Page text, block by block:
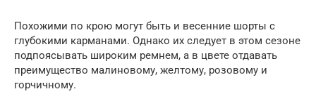
Похожими по крою могут быть и весенние шорты с
глубокими карманами. Однако их следует в этом сезоне
подпоясывать широким ремнем, а в цвете отдавать
преимущество малиновому, желтому, розовому и
горчичному.